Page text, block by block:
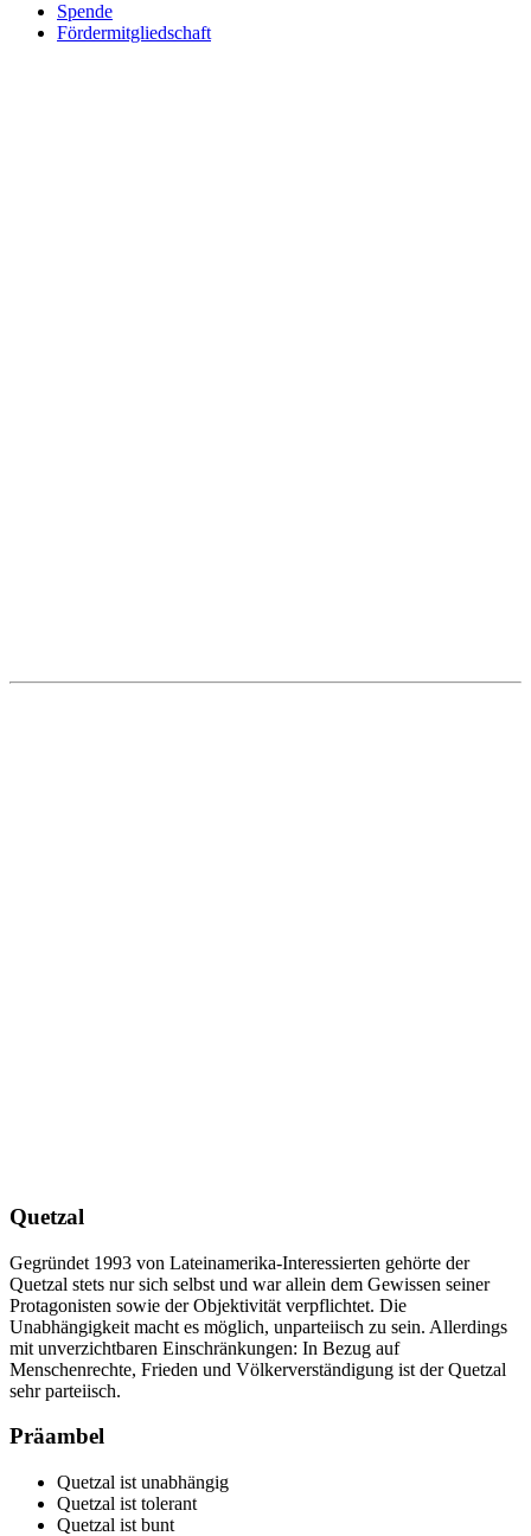
Spende
Fördermitgliedschaft
Quetzal
Gegründet 1993 von Lateinamerika-Interessierten gehörte der
Quetzal stets nur sich selbst und war allein dem Gewissen seiner
Protagonisten sowie der Objektivität verpflichtet. Die
Unabhängigkeit macht es möglich, unparteiisch zu sein. Allerdings
mit unverzichtbaren Einschränkungen: In Bezug auf
Menschenrechte, Frieden und Völkerverständigung ist der Quetzal
sehr parteiisch.
Präambel
Quetzal ist unabhängig
Quetzal ist tolerant
Quetzal ist bunt